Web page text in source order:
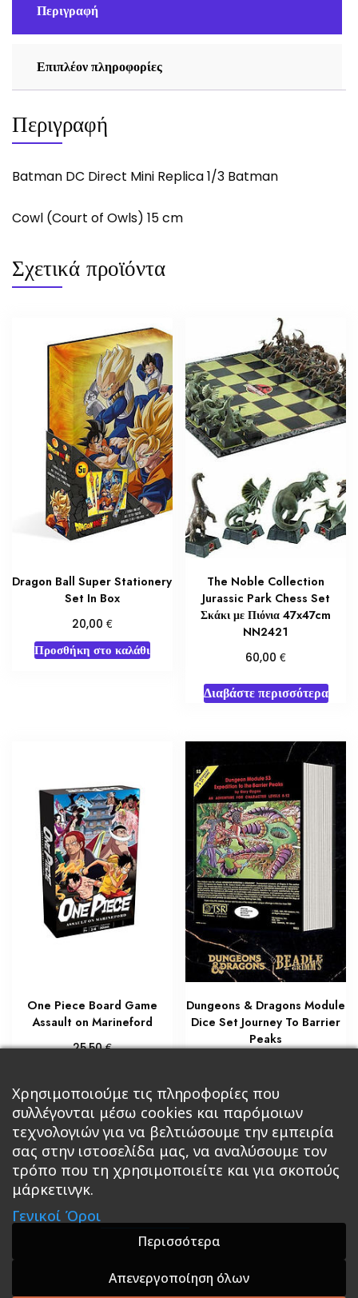
Περιγραφή
Επιπλέον πληροφορίες
Περιγραφή
Batman DC Direct Mini Replica 1/3 Batman
Cowl (Court of Owls) 15 cm
Σχετικά προϊόντα
Dragon Ball Super Stationery
Set In Box
20,00 €
Προσθήκη στο καλάθι
The Noble Collection
Jurassic Park Chess Set
Σκάκι με Πιόνια 47x47cm
NN2421
60,00€
Διαβάστε περισσότερα
One Piece Board Game
Assault on Marineford
25,50€
Διαβάστε περισσότερα
Dungeons & Dragons Module
Dice Set Journey To Barrier
Peaks
Προσθήκη στο καλάθι
Κεντρική Βιβλία
Roleplaying Games Ψυχαγωγία Εκδόσεις Βάρδος
Σε Προσφορά
A theme by GradientThemes - A theme by Gradient
Χρησιμοποιούμε τις πληροφορίες που
συλλέγονται μέσω cookies και παρόμοιων
τεχνολογιών για να βελτιώσουμε την εμπειρία
σας στην ιστοσελίδα μας, να αναλύσουμε τον
τρόπο που τη χρησιμοποιείτε και για σκοπούς
μάρκετινγκ.
Γενικοί Όροι
Περισσότερα
Απενεργοποίηση όλων